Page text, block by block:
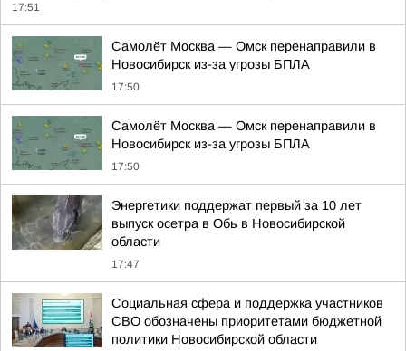
17:51
Самолёт Москва — Омск перенаправили в
Новосибирск из-за угрозы БПЛА
17:50
Самолёт Москва — Омск перенаправили в
Новосибирск из-за угрозы БПЛА
17:50
Энергетики поддержат первый за 10 лет
выпуск осетра в Обь в Новосибирской
области
17:47
Социальная сфера и поддержка участников
СВО обозначены приоритетами бюджетной
политики Новосибирской области